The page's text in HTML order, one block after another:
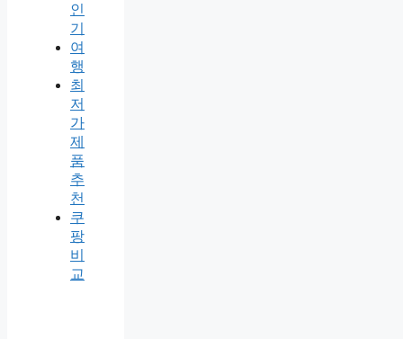
인
기
여
행
최
저
가
제
품
추
천
쿠
팡
비
교